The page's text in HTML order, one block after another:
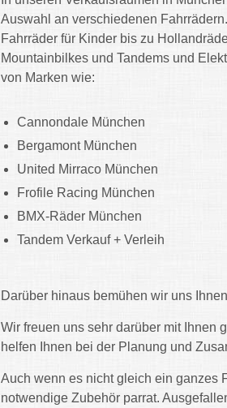
Auswahl an verschiedenen
Fahrräder für Kinder bis zu
Mountainbilkes und Tandems und
von Marken wie:
Cannondale München
Bergamont München
United Mirraco München
Frofile Racing München
BMX-Räder München
Tandem Verkauf + Verleih
Darüber hinaus bemühen wir uns
Wir freuen uns sehr darüber mit Ihnen
helfen Ihnen bei der Planung und
Auch wenn es nicht gleich ein ganzes
notwendige Zubehör parrat.